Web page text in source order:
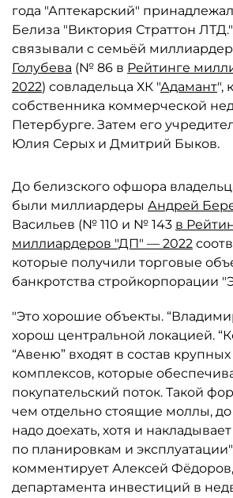
года "Аптекарский"
Белиза "Виктория Страттон
связывали с семьёй
Голубева (№ 86 в Рейтинге
2022) совладельца ХК "Адамант",
собственника коммерческой
Петербурге. Затем его
Юлия Серых и Дмитрий Быков.
До белизского офшора
были миллиардеры Андрей
Васильев (№ 110 и № 143 в
миллиардеров "ДП" — 2022
которые получили торговые
банкротства стройкорпорации
"Это хорошие объекты.
хорош центральной локацией.
“Авеню” входят в состав
комплексов, которые
покупательский поток. Такой
чем отдельно стоящие моллы,
надо доехать, хотя и
по планировкам и
комментирует Алексей
департамента инвестиций в